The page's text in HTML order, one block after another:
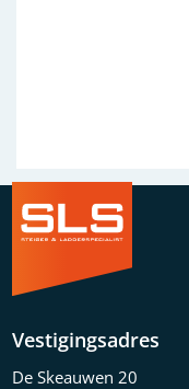
Vestigingsadres
De Skeauwen 20